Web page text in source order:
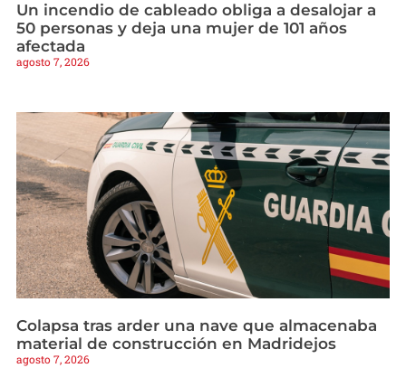
Un incendio de cableado obliga a desalojar a
50 personas y deja una mujer de 101 años
afectada
agosto 7, 2026
Colapsa tras arder una nave que almacenaba
material de construcción en Madridejos
agosto 7, 2026